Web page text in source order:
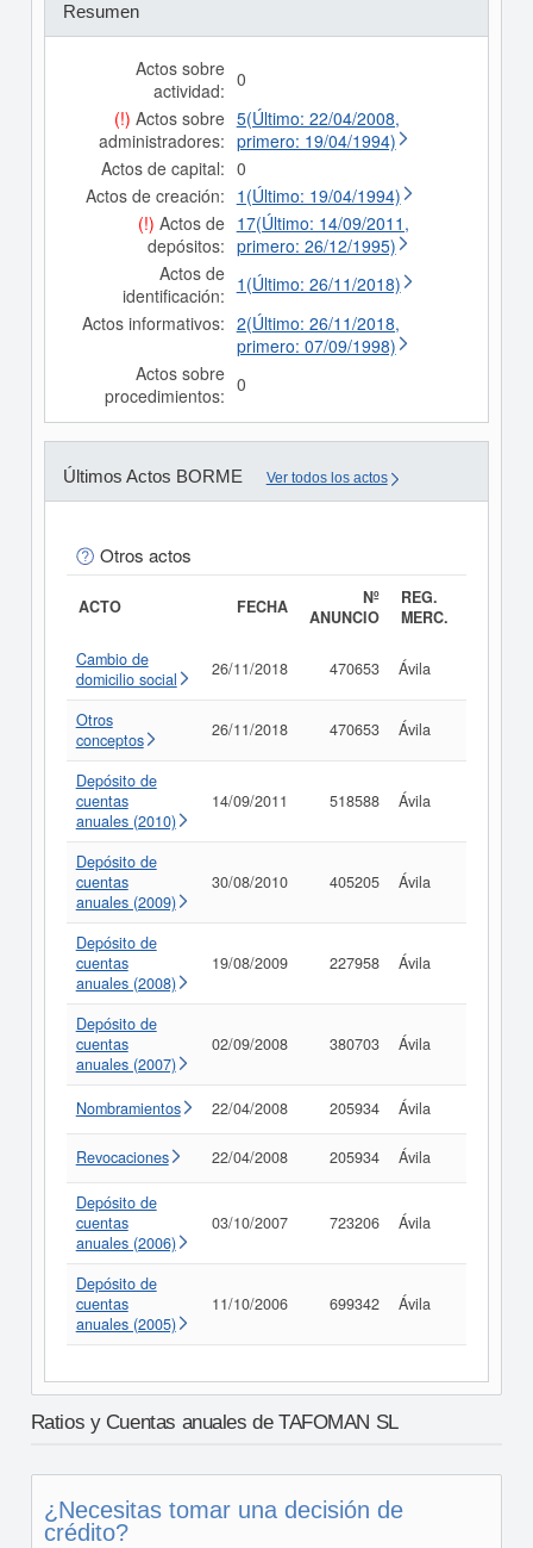
Resumen
Actos sobre
actividad: 0
(!) Actos sobre
administradores:
5(Último: 22/04/2008,
primero: 19/04/1994)
Actos de capital: 0
Actos de creación: 1(Último: 19/04/1994)
(!) Actos de
depósitos:
17(Último: 14/09/2011,
primero: 26/12/1995)
Actos de
identificación: 1(Último: 26/11/2018)
Actos informativos: 2(Último: 26/11/2018,
primero: 07/09/1998)
Actos sobre
procedimientos: 0
Últimos Actos BORME Ver todos los actos
Otros actos
ACTO FECHA
Nº
ANUNCIO
REG.
MERC.
Cambio de
domicilio social
26/11/2018 470653 Ávila
Otros
conceptos
26/11/2018 470653 Ávila
Depósito de
cuentas
anuales (2010)
14/09/2011 518588 Ávila
Depósito de
cuentas
anuales (2009)
30/08/2010 405205 Ávila
Depósito de
cuentas
anuales (2008)
19/08/2009 227958 Ávila
Depósito de
cuentas
anuales (2007)
02/09/2008 380703 Ávila
Nombramientos 22/04/2008 205934 Ávila
Revocaciones 22/04/2008 205934 Ávila
Depósito de
cuentas
anuales (2006)
03/10/2007 723206 Ávila
Depósito de
cuentas
anuales (2005)
11/10/2006 699342 Ávila
Ratios y Cuentas anuales de TAFOMAN SL
¿Necesitas tomar una decisión de
crédito?